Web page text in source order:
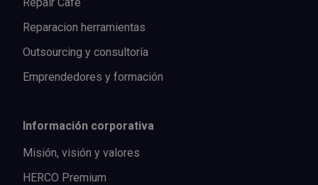
Reparacion herramientas
Outsourcing y consultoría
Emprendedores y formación
Información corporativa
Misión, visión y valores
HERCO Premium